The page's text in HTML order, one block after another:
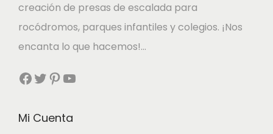
creación de presas de escalada para
rocódromos, parques infantiles y colegios. ¡Nos
encanta lo que hacemos!…
Facebook Twitter Pinterest YouTube
Mi Cuenta